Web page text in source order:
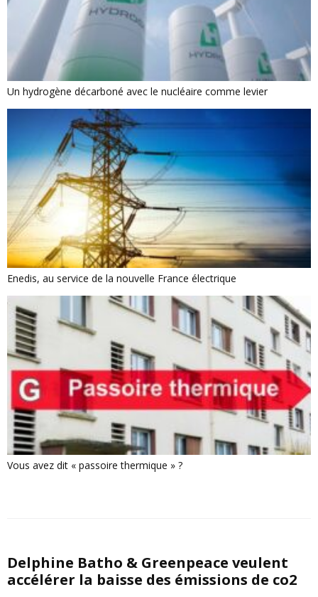
Un hydrogène décarboné avec le nucléaire comme levier
Enedis, au service de la nouvelle France électrique
Vous avez dit « passoire thermique » ?
Delphine Batho & Greenpeace veulent
accélérer la baisse des émissions de co2